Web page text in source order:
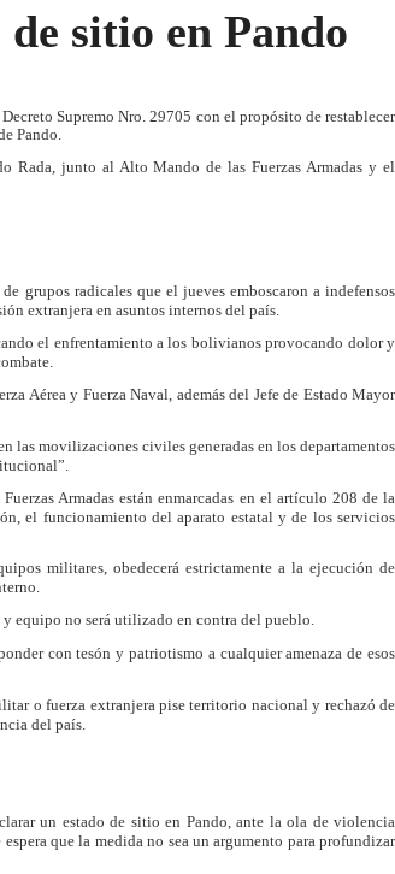
sitio en Pando
Supremo Nro. 29705 con el propósito de restablecer
Pando.
Rada, junto al Alto Mando de las Fuerzas Armadas y el
grupos radicales que el jueves emboscaron a indefensos
extranjera en asuntos internos del país.
el enfrentamiento a los bolivianos provocando dolor y
Aérea y Fuerza Naval, además del Jefe de Estado Mayor
las movilizaciones civiles generadas en los departamentos
Armadas están enmarcadas en el artículo 208 de la
el funcionamiento del aparato estatal y de los servicios
militares, obedecerá estrictamente a la ejecución de
equipo no será utilizado en contra del pueblo.
con tesón y patriotismo a cualquier amenaza de esos
o fuerza extranjera pise territorio nacional y rechazó de
del país.
un estado de sitio en Pando, ante la ola de violencia
que la medida no sea un argumento para profundizar